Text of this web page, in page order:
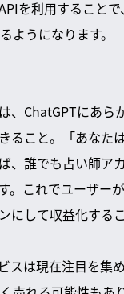
を利用することで
ようになります。
、ChatGPTにあら
ること。「あなた
、誰でも占い師ア
。これでユーザー
にして収益化する
スは現在注目を集め